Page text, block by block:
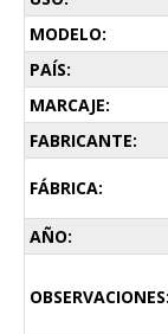
MODELO:
PAÍS:
MARCAJE:
FABRICANTE:
FÁBRICA:
AÑO:
OBSERVACIONES: